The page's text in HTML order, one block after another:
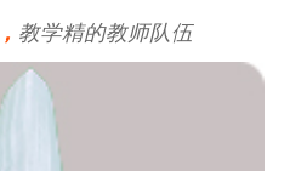
教学精的教师队伍